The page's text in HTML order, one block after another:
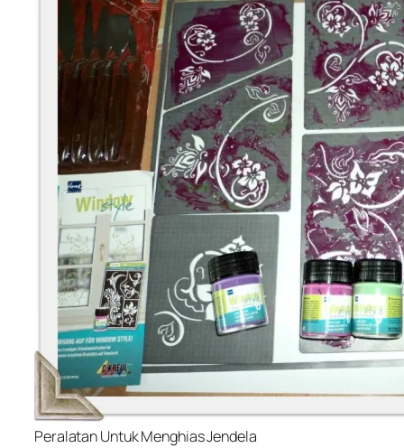
Peralatan Untuk Menghias Jendela